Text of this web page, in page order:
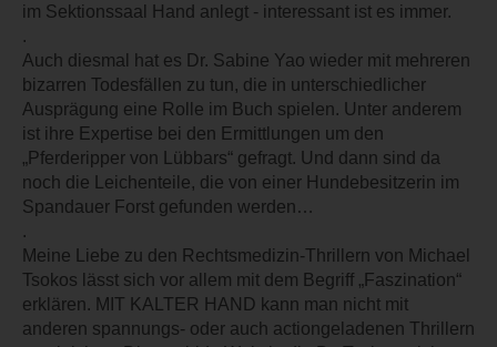
im Sektionssaal Hand anlegt - interessant ist es immer.
.
Auch diesmal hat es Dr. Sabine Yao wieder mit mehreren
bizarren Todesfällen zu tun, die in unterschiedlicher
Ausprägung eine Rolle im Buch spielen. Unter anderem
ist ihre Expertise bei den Ermittlungen um den
„Pferderipper von Lübbars“ gefragt. Und dann sind da
noch die Leichenteile, die von einer Hundebesitzerin im
Spandauer Forst gefunden werden…
.
Meine Liebe zu den Rechtsmedizin-Thrillern von Michael
Tsokos lässt sich vor allem mit dem Begriff „Faszination“
erklären. MIT KALTER HAND kann man nicht mit
anderen spannungs- oder auch actiongeladenen Thrillern